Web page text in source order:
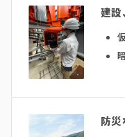
建設
防災